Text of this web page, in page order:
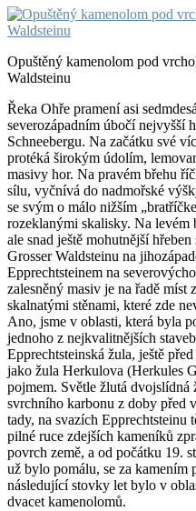
Opuštěný kamenolom pod
Waldsteinu
Řeka Ohře pramení asi
severozápadním úbočí nejvyšší
Schneebergu. Na začátku své
protéká širokým údolím,
masivy hor. Na pravém břehu
sílu, vyčnívá do nadmořské
se svým o málo nižším
rozeklanými skalisky. Na levém
ale snad ještě mohutnější
Grosser Waldsteinu na
Epprechtsteinem na
zalesněný masiv je na řadě
skalnatými stěnami, které zde
Ano, jsme v oblasti, která byla
jednoho z nejkvalitnějších
Epprechtsteinská žula, ještě
jako žula Herkulova (Herkules
pojmem. Světle žlutá dvojslídná
svrchního karbonu z doby před
tady, na svazích Epprechtsteinu
pilné ruce zdejších kameníků
povrch země, a od počátku 19.
už bylo pomálu, se za
následující stovky let bylo v
dvacet kamenolomů.